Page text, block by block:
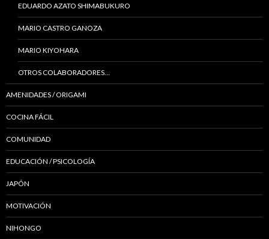
EDUARDO AZATO SHIMABUKURO
MARIO CASTRO GANOZA
MARIO KIYOHARA
OTROS COLABORADORES…
AMENIDADES / ORIGAMI
COCINA FÁCIL
COMUNIDAD
EDUCACIÓN / PSICOLOGÍA
JAPÓN
MOTIVACIÓN
NIHONGO